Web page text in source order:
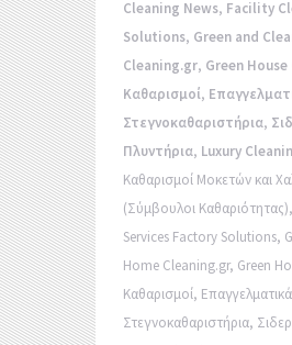
Cleaning News, Facility
Solutions, Green and
Cleaning.gr, Green
Καθαρισμοί,
Στεγνοκαθαριστήρια,
Πλυντήρια, Luxury
Καθαρισμοί Μοκετών και
(Σύμβουλοι Καθαριότητας),
Services Factory Solutions,
Home Cleaning.gr, Green
Καθαρισμοί,
Στεγνοκαθαριστήρια,
r
α
σ
τ
ε
ί
τ
ε